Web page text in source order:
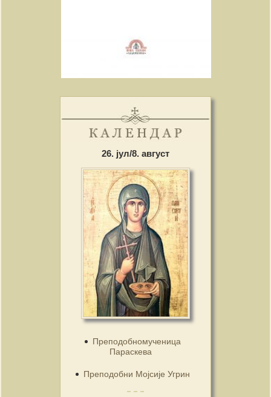
26. јул/8. август
Преподобномученица
Параскева
Преподобни Мојсије Угрин